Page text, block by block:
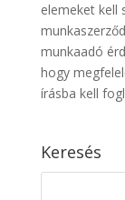
elemeket kell
munkaadó
hogy
írásba kell
Keresés